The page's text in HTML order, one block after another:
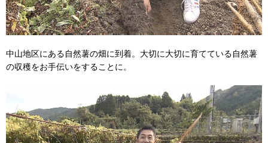
中山地区にある自然薯の畑に到着。大切に大切に育てている自然薯
の収穫をお手伝いをすることに。